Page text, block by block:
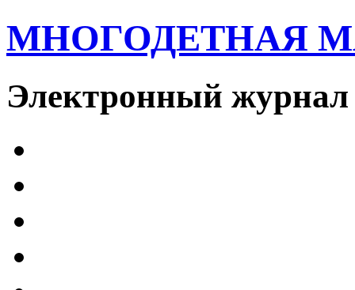
МНОГОДЕТНАЯ
Электронный журнал